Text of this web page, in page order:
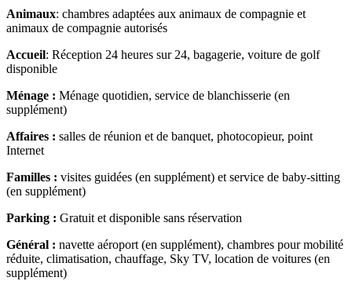
Animaux: chambres adaptées aux animaux de compagnie et
animaux de compagnie autorisés
Accueil: Réception 24 heures sur 24, bagagerie, voiture de golf
disponible
Ménage : Ménage quotidien, service de blanchisserie (en
supplément)
Affaires : salles de réunion et de banquet, photocopieur, point
Internet
Familles : visites guidées (en supplément) et service de baby-sitting
(en supplément)
Parking : Gratuit et disponible sans réservation
Général : navette aéroport (en supplément), chambres pour mobilité
réduite, climatisation, chauffage, Sky TV, location de voitures (en
supplément)